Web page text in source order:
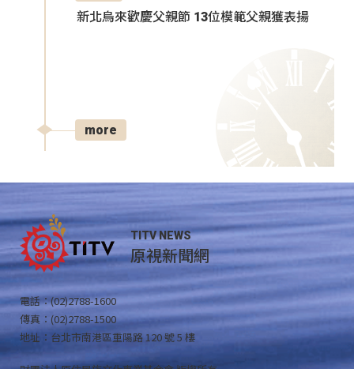
新北烏來歡慶父親節 13位模範父親獲表揚
more
TITV NEWS
原視新聞網
電話：(02)2788-1600
傳真：(02)2788-1500
地址：台北市南港區重陽路 120 號 5 樓